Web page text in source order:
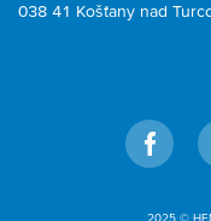
038 41 Košťany nad
2025 ©